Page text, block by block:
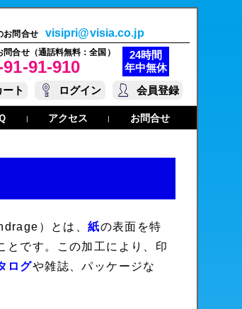
お問合せ visipri@visia.co.jp
問合せ（通話料無料：全国）
91-91-910
24時間
年中無休
ート
ログイン 会員登録
| アクセス | お問合せ
）とは、紙の表面を特
とです。この加工により、印
ログや雑誌、パッケージな